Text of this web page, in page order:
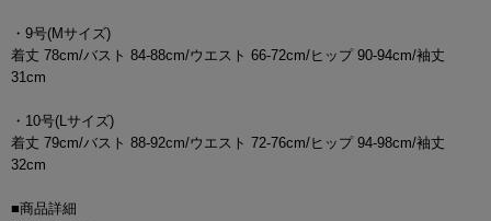
・9号(Mサイズ)
着丈 78cm/バスト 84-88cm/ウエスト 66-72cm/ヒップ 90-94cm/袖丈
31cm
・10号(Lサイズ)
着丈 79cm/バスト 88-92cm/ウエスト 72-76cm/ヒップ 94-98cm/袖丈
32cm
■商品詳細